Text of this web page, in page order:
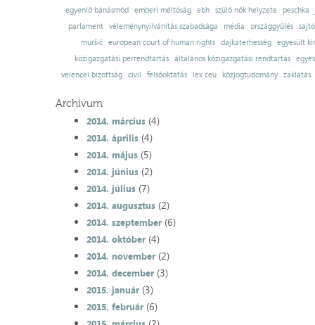
egyenlő bánásmód emberi méltóság ebh szülő nők helyzete
peschka
parlament
véleménynyilvánítás szabadsága média országgyűlés
muršić
european court of human rights dajkaterhesség
egyesült
közigazgatási perrendtartás
általános közigazgatási rendtartás
velencei bizottság
civil felsőoktatás lex ceu közjogtudomány zaklatás
Archívum
2014. március(4)
2014. április(4)
2014. május(5)
2014. június(2)
2014. július(7)
2014. augusztus(2)
2014. szeptember(6)
2014. október(4)
2014. november(2)
2014. december(3)
2015. január(3)
2015. február(6)